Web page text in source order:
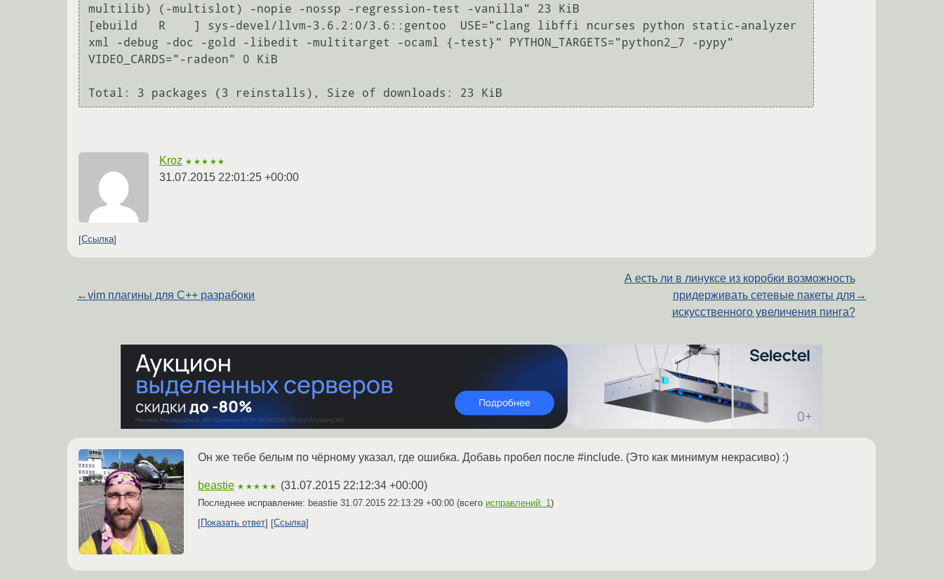
multilib) (-multislot) -nopie -nossp -regression-test -vanilla" 23 KiB
[ebuild   R    ] sys-devel/llvm-3.6.2:0/3.6::gentoo  USE="clang libffi ncurses python static-analyzer
xml -debug -doc -gold -libedit -multitarget -ocaml {-test}" PYTHON_TARGETS="python2_7 -pypy"
VIDEO_CARDS="-radeon" 0 KiB
Kroz ★★★★★
31.07.2015 22:01:25 +00:00
Ссылка
←vim плагины для С++ разрабоки
А есть ли в линуксе из коробки возможность
придерживать сетевые пакеты для
искусственного увеличения пинга?
→
Он же тебе белым по чёрному указал, где ошибка. Добавь пробел после #include. (Это как минимум некрасиво) :)
beastie ★★★★★ (31.07.2015 22:12:34 +00:00)
Последнее исправление: beastie 31.07.2015 22:13:29 +00:00 (всего исправлений: 1 )
Показать ответ
Ссылка